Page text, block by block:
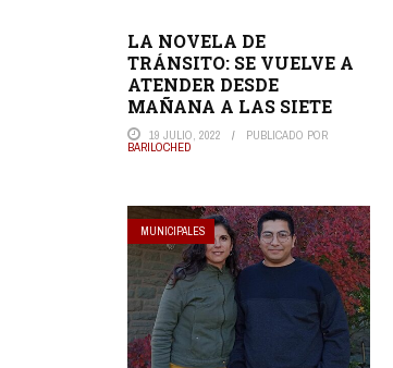
LA NOVELA DE
TRÁNSITO: SE VUELVE A
ATENDER DESDE
MAÑANA A LAS SIETE
19 JULIO, 2022 PUBLICADO POR
BARILOCHED
MUNICIPALES